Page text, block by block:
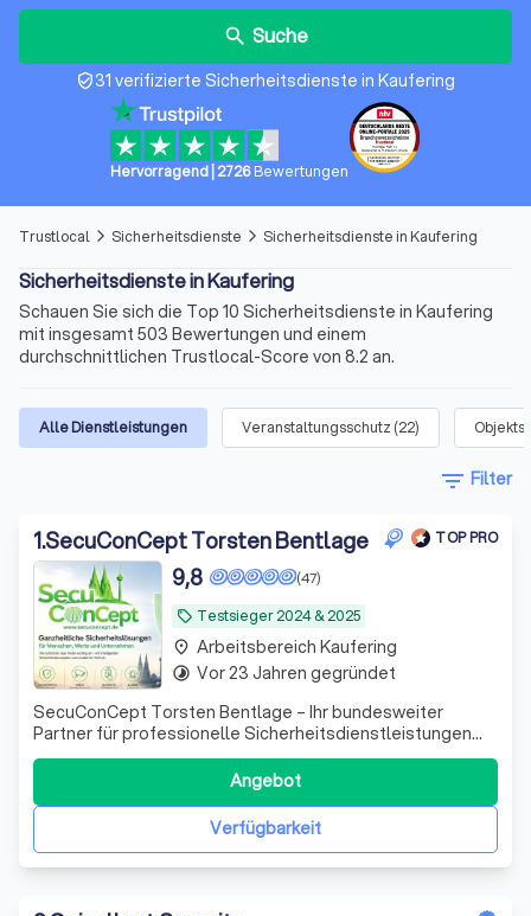
search Suche
verified_user31 verifizierte Sicherheitsdienste in Kaufering
Hervorragend 2726Bewertungen
Trustlocal arrow_forward_ios Sicherheitsdienste arrow_forward_ios Sicherheitsdienste in Kaufering
Sicherheitsdienste in Kaufering
Schauen Sie sich die Top 10 Sicherheitsdienste in Kaufering
mit insgesamt 503 Bewertungen und einem
durchschnittlichen Trustlocal-Score von 8.2 an.
Alle Dienstleistungen Veranstaltungsschutz(22)
filter_list Filter
1.SecuConCept Torsten Bentlage TOP PRO
local_offer Testsieger 2024 & 2025
(47)
9,8
SecuConCept Torsten Bentlage – Ihr bundesweiter
Partner für professionelle Sicherheitsdienstleistungen
SecuConCept Torsten Bentlage steht seit über 20 Jahren
für zuverlässige, nachhaltige und hochwertige
Sicherheitslösungen für Unternehmen, Industrie, Logistik,
Energieversorger und öffentliche Auft
Verfügbarkeit
Angebot
place Arbeitsbereich Kaufering
timelapse Vor 23 Jahren gegründet